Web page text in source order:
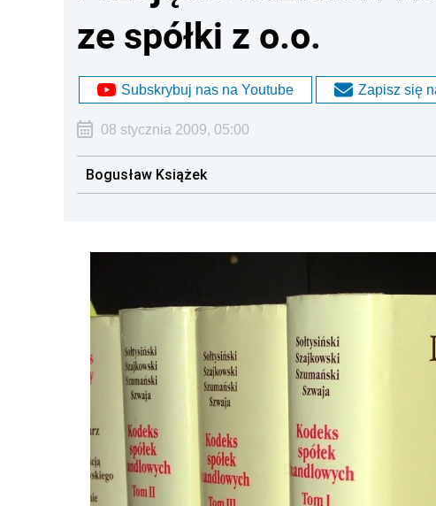
ze spółki z o.o.
Subskrybuj nas na Youtube Zapisz się
08 stycznia 2009, 05:00
Bogusław Książek